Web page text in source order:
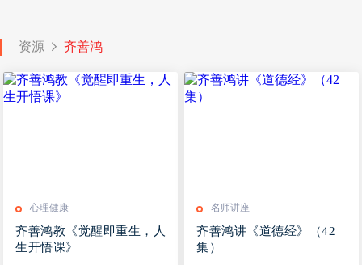
资源 齐善鸿
心理健康
齐善鸿教《觉醒即重生，人
生开悟课》
名师讲座
齐善鸿讲《道德经》（42
集）